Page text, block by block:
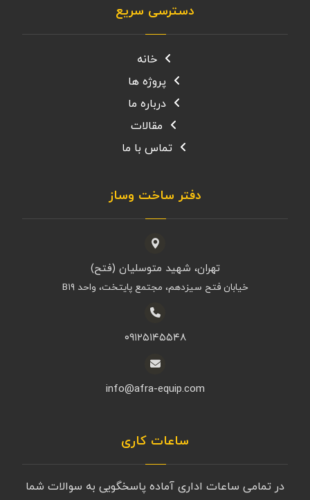
دسترسی سریع
خانه
پروژه ها
درباره ما
مقالات
تماس با ما
دفتر ساخت وساز
تهران، شهید متوسلیان (فتح)
خیابان فتح سیزدهم، مجتمع پایتخت، واحد B۱۹
۰۹۱۲۵۱۴۵۵۴۸
info@afra-equip.com
ساعات کاری
در تمامی ساعات اداری آماده پاسخگویی به سوالات شما